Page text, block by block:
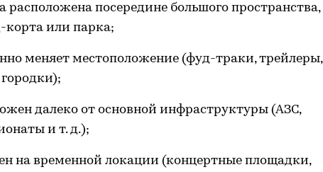
расположена посередине большого пространства,
или парка;
меняет местоположение (фуд-траки, трейлеры,
далеко от основной инфраструктуры (АЗС,
и т. д.);
на временной локации (концертные площадки,